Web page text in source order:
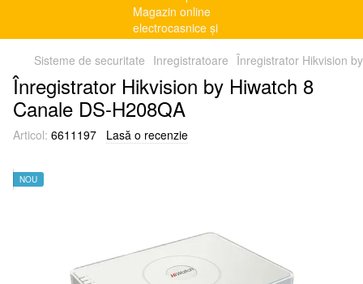
Sisteme de securitate Inregistratoare Înregistrator Hikvision
Înregistrator Hikvision by Hiwatch 8
Canale DS-H208QA
Articol: 6611197 Lasă o recenzie
NOU